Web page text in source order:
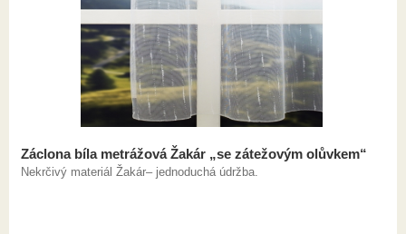
Záclona bíla metrážová Žakár „se zátežovým olůvkem“
Nekrčivý materiál Žakár– jednoduchá údržba.